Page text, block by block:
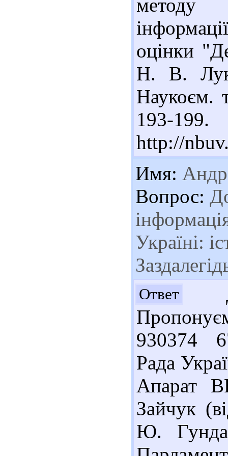
методу
оцінки
Н. В.
Наукоєм.
193-
http://
Имя:
Вопрос:
Україні:
Ответ
930374
Рада
Апарат
Зайчук
Ю.